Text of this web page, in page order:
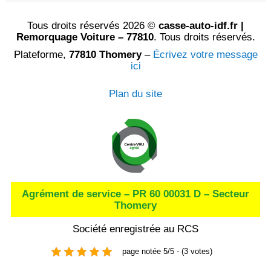
Tous droits réservés 2026 © casse-auto-idf.fr |
Remorquage Voiture – 77810. Tous droits réservés.
Plateforme, 77810 Thomery– Écrivez votre message
ici
Plan du site
Agrément de service – PR 60 00031 D – Secteur
Thomery
Société enregistrée au RCS
page notée 5/5 - (3 votes)